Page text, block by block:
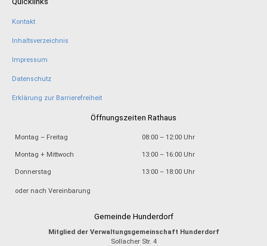
Kontakt
Inhaltsverzeichnis
Impressum
Datenschutz
Erklärung zur Barrierefreiheit
Öffnungszeiten Rathaus
Montag – Freitag 08:00 – 12:00 Uhr
Montag + Mittwoch 13:00 – 16:00 Uhr
Donnerstag 13:00 – 18:00 Uhr
oder nach Vereinbarung
Gemeinde Hunderdorf
Mitglied der Verwaltungsgemeinschaft Hunderdorf
Sollacher Str. 4